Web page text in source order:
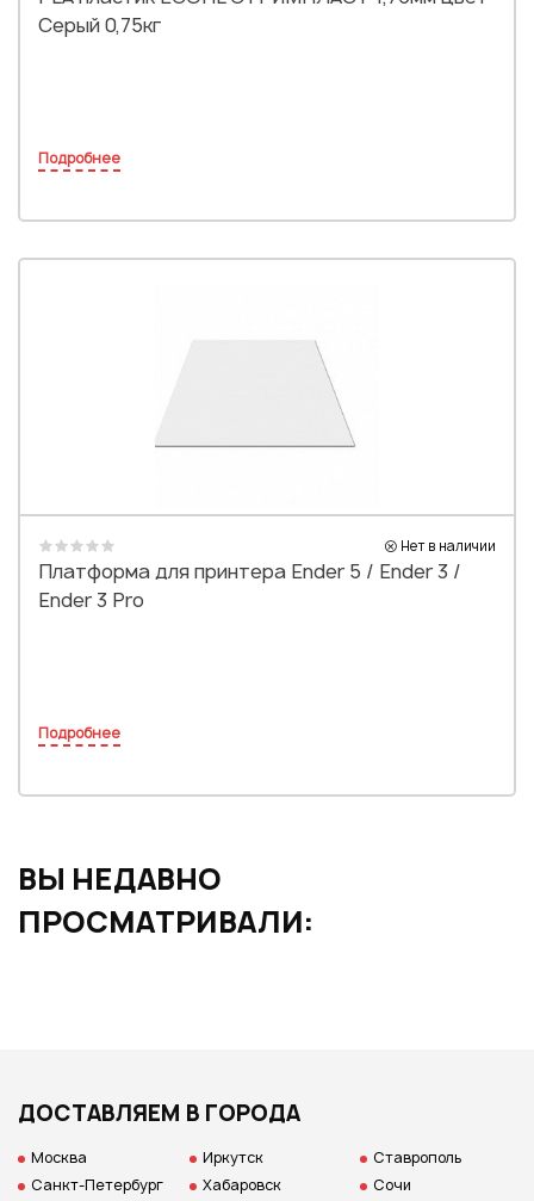
Серый 0,75кг
Подробнее
Нет в наличии
Платформа для принтера Ender 5 / Ender 3 /
Ender 3 Pro
Подробнее
ВЫ НЕДАВНО
ПРОСМАТРИВАЛИ:
ДОСТАВЛЯЕМ В ГОРОДА
Москва
Санкт-Петербург
Иркутск
Хабаровск
Ставрополь
Сочи